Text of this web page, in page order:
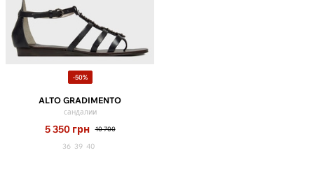
-50%
ALTO GRADIMENTO
сандалии
5 350 грн 10 700
36 39 40